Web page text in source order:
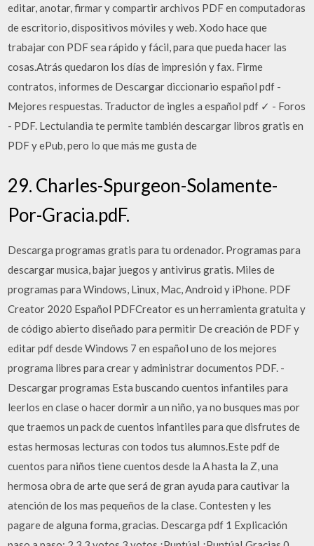
editar, anotar, firmar y compartir archivos PDF en computadoras
de escritorio, dispositivos móviles y web. Xodo hace que
trabajar con PDF sea rápido y fácil, para que pueda hacer las
cosas.Atrás quedaron los días de impresión y fax. Firme
contratos, informes de Descargar diccionario español pdf -
Mejores respuestas. Traductor de ingles a español pdf ✓ - Foros
- PDF. Lectulandia te permite también descargar libros gratis en
PDF y ePub, pero lo que más me gusta de
29. Charles-Spurgeon-Solamente-
Por-Gracia.pdF.
Descarga programas gratis para tu ordenador. Programas para
descargar musica, bajar juegos y antivirus gratis. Miles de
programas para Windows, Linux, Mac, Android y iPhone. PDF
Creator 2020 Español PDFCreator es un herramienta gratuita y
de código abierto diseñado para permitir De creación de PDF y
editar pdf desde Windows 7 en español uno de los mejores
programa libres para crear y administrar documentos PDF. -
Descargar programas Esta buscando cuentos infantiles para
leerlos en clase o hacer dormir a un niño, ya no busques mas por
que traemos un pack de cuentos infantiles para que disfrutes de
estas hermosas lecturas con todos tus alumnos.Este pdf de
cuentos para niños tiene cuentos desde la A hasta la Z, una
hermosa obra de arte que será de gran ayuda para cautivar la
atención de los mas pequeños de la clase. Contesten y les
pagare de alguna forma, gracias. Descarga pdf 1 Explicación